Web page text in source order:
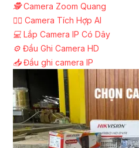
🕵️Camera Zoom Quang
🧛‍♀️ Camera Tích Hợp AI
💻 Lắp Camera IP Có Dây
⚙️ Đầu Ghi Camera HD
📥Đầu ghi camera IP